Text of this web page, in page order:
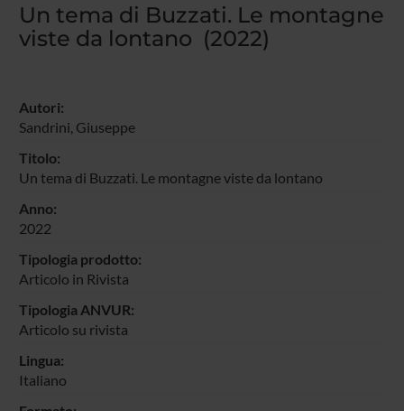
Un tema di Buzzati. Le montagne
viste da lontano (2022)
Autori:
Sandrini, Giuseppe
Titolo:
Un tema di Buzzati. Le montagne viste da lontano
Anno:
2022
Tipologia prodotto:
Articolo in Rivista
Tipologia ANVUR:
Articolo su rivista
Lingua:
Italiano